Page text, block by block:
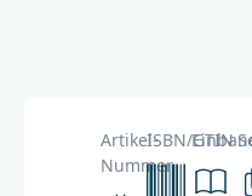
Artikel-
Nummer
ISBN/GTIN